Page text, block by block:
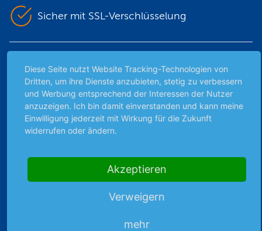
Sicher mit SSL-Verschlüsselung
Highlights
Archiv
Börsenbericht
Börsengerüchte
Börsengespräche
Favoriten
Diese Seite nutzt Website Tracking-Technologien von
Dritten, um ihre Dienste anzubieten, stetig zu verbessern
und Werbung entsprechend der Interessen der Nutzer
anzuzeigen. Ich bin damit einverstanden und kann meine
Einwilligung jederzeit mit Wirkung für die Zukunft
widerrufen oder ändern.
Akzeptieren
Verweigern
mehr